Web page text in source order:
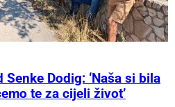
Dodig: ‘Naša si bila
te za cijeli život’